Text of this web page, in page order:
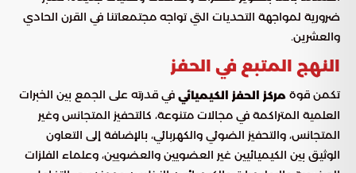
ضرورية لمواجهة التحديات التي تواجه مجتمعاتنا في القرن الحادي
والعشرين.
النهج المتبع في الحفز
تكمن قوة مركز الحفز الكيميائي في قدرته على الجمع بين الخبرات
العلمية المتراكمة في مجالات متنوعة، كالتحفيز المتجانس وغير
المتجانس، والتحفيز الضوئي والكهربائي، بالإضافة إلى التعاون
الوثيق بين الكيميائيين غير العضويين والعضويين، وعلماء الفلزات